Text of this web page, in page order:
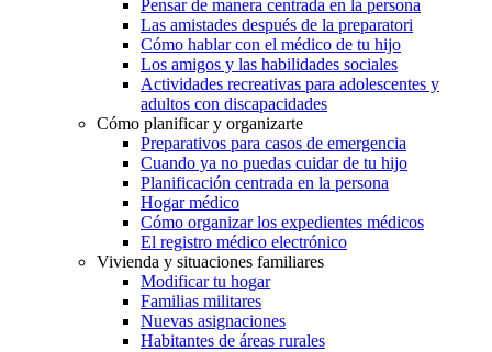
Pensar de manera centrada en la persona
Las amistades después de la preparatori
Cómo hablar con el médico de tu hijo
Los amigos y las habilidades sociales
Actividades recreativas para adolescentes y
adultos con discapacidades
Cómo planificar y organizarte
Preparativos para casos de emergencia
Cuando ya no puedas cuidar de tu hijo
Planificación centrada en la persona
Hogar médico
Cómo organizar los expedientes médicos
El registro médico electrónico
Vivienda y situaciones familiares
Modificar tu hogar
Familias militares
Nuevas asignaciones
Habitantes de áreas rurales